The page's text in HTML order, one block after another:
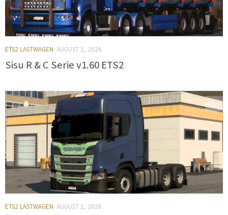
ETS2 LASTWAGEN AUGUST 1, 2026
Sisu R & C Serie v1.60 ETS2
0
ETS2 LASTWAGEN AUGUST 1, 2026